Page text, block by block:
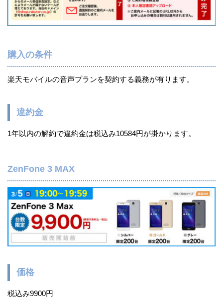
購入の条件
楽天モバイルの音声プランを契約する義務が有ります。
違約金
1年以内の解約で違約金は税込み10584円が掛かります。
ZenFone 3 MAX
価格
税込み9900円